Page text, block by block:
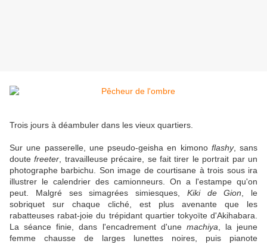
Trois jours à déambuler dans les vieux quartiers.
Sur une passerelle, une pseudo-geisha en kimono flashy, sans
doutefreeter , travailleuse précaire, se fait tirer le portrait par un
photographe barbichu. Son image de courtisane à trois sous ira
illustrer le calendrier des camionneurs. On a l'estampe qu'on
peut. Malgré ses simagrées simiesques, Kiki de Gion , le
sobriquet sur chaque cliché, est plus avenante que les
rabatteuses rabat-joie du trépidant quartier tokyoïte d'Akihabara.
La séance finie, dans l'encadrement d'une machiya , la jeune
femme chausse de larges lunettes noires, puis pianote